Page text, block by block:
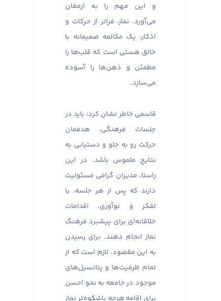
و این مهم را به ارمغان
می‌آورد. نماز، فراتر از حرکات و
اذکار، یک مکالمه صمیمانه با
خالق هستی است که قلب‌ها را
مطمئن و ذهن‌ها را آسوده
می‌سازد.
قاسمی خاطر نشان کرد: باید در
جلسات فرهنگی، هدفمان
حرکت رو به جلو و دستیابی به
نتایج ملموس باشد. در این
راستا، مدیران گرامی مسئولیت
دارند که پس از هر جلسه، با
تفکر و نوآوری، اقدامات
خلاقانه‌ای برای پیشبرد فرهنگ
نماز انجام دهند. برای رسیدن
به این مقصود، لازم است که از
تمام ظرفیت‌ها و پتانسیل‌های
موجود در جامعه به نحو احسن
برای اقامه هرچه باشکوه‌تر نماز